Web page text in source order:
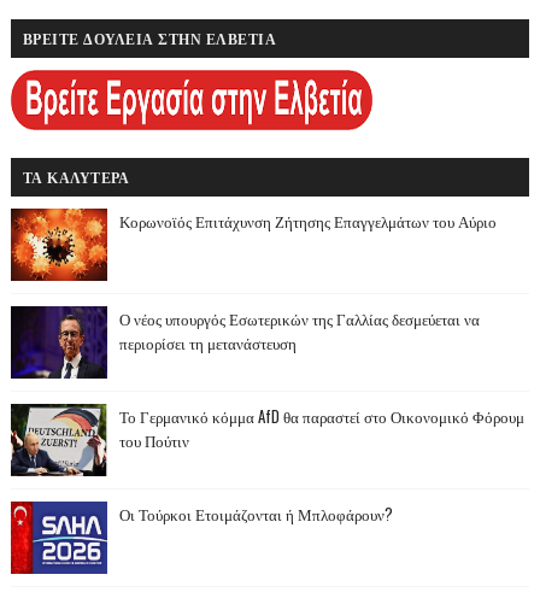
ΒΡΕΙΤΕ ΔΟΥΛΕΙΑ ΣΤΗΝ ΕΛΒΕΤΙΑ
ΤΑ ΚΑΛΥΤΕΡΑ
Κορωνοϊός Επιτάχυνση Ζήτησης Επαγγελμάτων του Αύριο
Ο νέος υπουργός Εσωτερικών της Γαλλίας δεσμεύεται να
περιορίσει τη μετανάστευση
Το Γερμανικό κόμμα AfD θα παραστεί στο Οικονομικό Φόρουμ
του Πούτιν
Οι Τούρκοι Ετοιμάζονται ή Μπλοφάρουν?